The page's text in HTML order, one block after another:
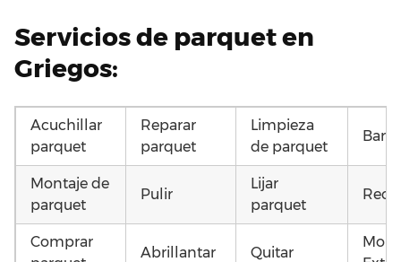
Servicios de parquet en
Griegos:
Acuchillar
parquet
Reparar
parquet
Limpieza
de parquet
Montaje de
parquet
Pulir
Lijar
parquet
Comprar
Abrillantar Quitar